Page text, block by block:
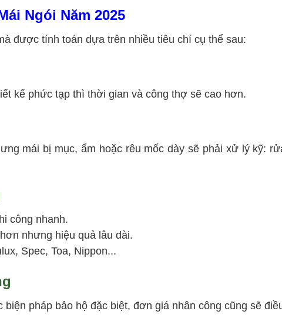
Ngói Năm 2025
được tính toán dựa trên nhiều tiêu chí cụ thể sau:
kế phức tạp thì thời gian và công thợ sẽ cao hơn.
mái bị mục, ẩm hoặc rêu mốc dày sẽ phải xử lý kỹ:
công nhanh.
nhưng hiệu quả lâu dài.
Spec, Toa, Nippon...
pháp bảo hộ đặc biệt, đơn giá nhân công cũng sẽ